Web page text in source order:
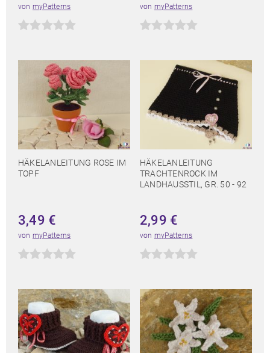
von myPatterns von myPatterns
HÄKELANLEITUNG ROSE IM
TOPF
3,49 €
von myPatterns
HÄKELANLEITUNG
TRACHTENROCK IM
LANDHAUSSTIL, GR. 50 - 92
2,99 €
von myPatterns